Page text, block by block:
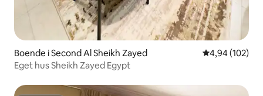
Boende i Second Al Sheikh Zayed 4,94 av 5 i
4,94 (102)
Eget hus Sheikh Zayed Egypt